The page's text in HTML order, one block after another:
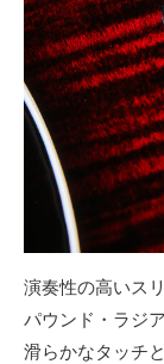
演奏性の高いス
パウンド・ラジ
滑らかなタッチ